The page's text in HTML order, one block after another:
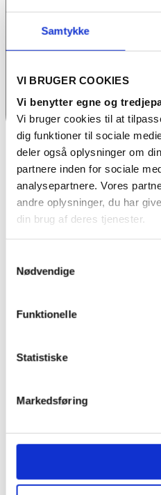
Samtykke
VI BRUGER COOKIES
Vi benytter egne og
Vi bruger cookies til at
dig funktioner til sociale
deler også oplysninger om
partnere inden for sociale
analysepartnere. Vores
andre oplysninger, du har
din brug af deres tjenester.
Nødvendige
Funktionelle
Statistiske
Markedsføring
Behandlinger